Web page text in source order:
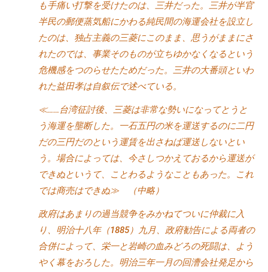
も手痛い打撃を受けたのは、三井だった。三井が半官
半民の郵便蒸気船にかわる純民間の海運会社を設立し
たのは、独占主義の三菱にこのまま、思うがままにさ
れたのでは、事業そのものが立ちゆかなくなるという
危機感をつのらせたためだった。三井の大番頭といわ
れた益田孝は自叙伝で述べている。
≪……台湾征討後、三菱は非常な勢いになってとうと
う海運を壟断した。一石五円の米を運送するのに二円
だの三円だのという運賃を出さねば運送しないとい
う。場合によっては、今さしつかえておるから運送が
できぬというて、ことわるようなこともあった。これ
では商売はできぬ≫
（中略）
政府はあまりの過当競争をみかねてついに仲裁に入
り、明治十八年（1885）九月、政府勧告による両者の
合併によって、栄一と岩崎の血みどろの死闘は、よう
やく幕をおろした。明治三年一月の回漕会社発足から